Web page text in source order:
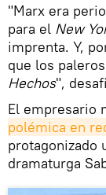
"Marx era
para el New
imprenta. Y,
que los
Hechos",
El empresario
polémica en
protagonizado
dramaturga